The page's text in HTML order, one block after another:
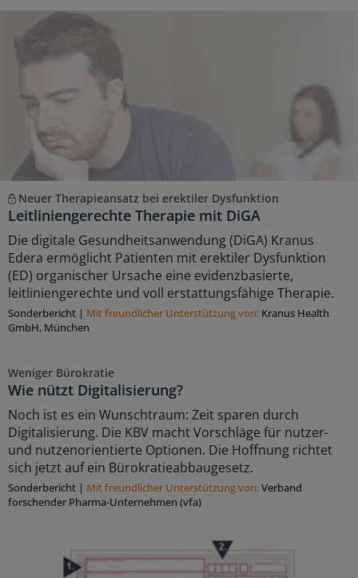
Neuer Therapieansatz bei erektiler Dysfunktion
Leitliniengerechte Therapie mit DiGA
Die digitale Gesundheitsanwendung (DiGA) Kranus
Edera ermöglicht Patienten mit erektiler Dysfunktion
(ED) organischer Ursache eine evidenzbasierte,
leitliniengerechte und voll erstattungsfähige Therapie.
Sonderbericht | Mit freundlicher Unterstützung von: Kranus Health
GmbH, München
Weniger Bürokratie
Wie nützt Digitalisierung?
Noch ist es ein Wunschtraum: Zeit sparen durch
Digitalisierung. Die KBV macht Vorschläge für nutzer-
und nutzenorientierte Optionen. Die Hoffnung richtet
sich jetzt auf ein Bürokratieabbaugesetz.
Sonderbericht | Mit freundlicher Unterstützung von:Verband
forschender Pharma-Unternehmen (vfa)